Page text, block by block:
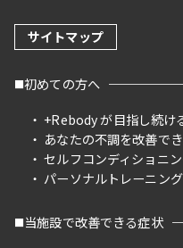
サイトマップ
初めての方へ
+Rebody が目指し続け
あなたの不調を改善で
セルフコンディショニ
パーソナルトレーニング
当施設で改善できる症状